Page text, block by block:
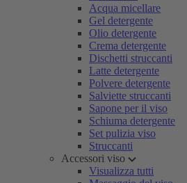
Acqua micellare
Gel detergente
Olio detergente
Crema detergente
Dischetti struccanti
Latte detergente
Polvere detergente
Salviette struccanti
Sapone per il viso
Schiuma detergente
Set pulizia viso
Struccanti
Accessori viso
Visualizza tutti